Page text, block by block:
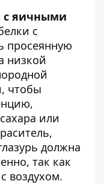
с яичными
с
просеянную
низкой
чтобы
или
должна
так как
воздухом.